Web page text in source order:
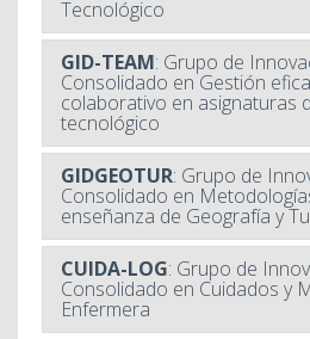
Tecnológico
GID-TEAM: Grupo de
Consolidado en Gestión
colaborativo en asignaturas
tecnológico
GIDGEOTUR: Grupo de
Consolidado en
enseñanza de Geografía y
CUIDA-LOG: Grupo de
Consolidado en Cuidados y
Enfermera